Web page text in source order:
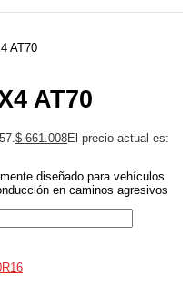
AT70
AT70
$ 661.008El precio actual es:
diseñado para vehículos
en caminos agresivos